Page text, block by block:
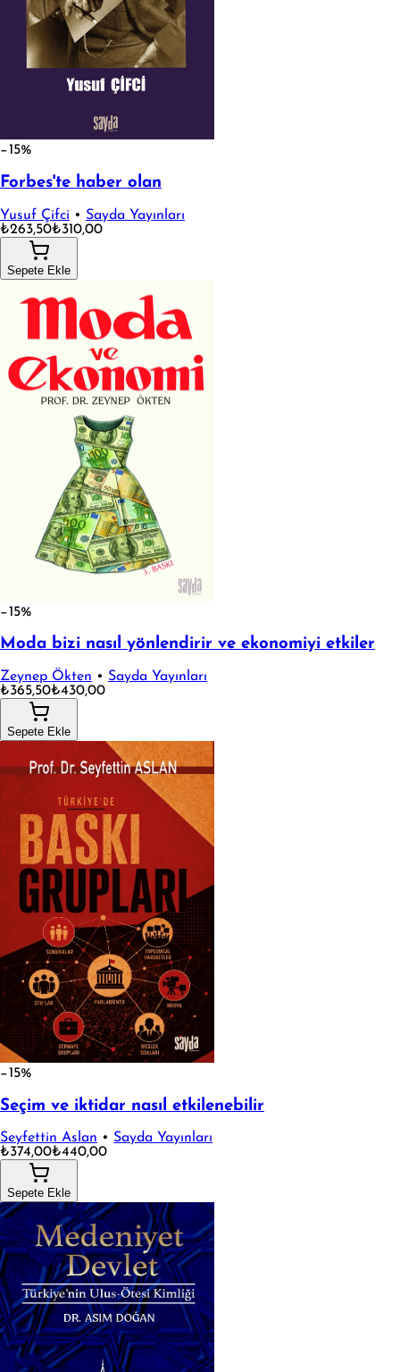
−15%
Forbes'te haber olan
Yusuf Çifci • Sayda Yayınları
₺263,50₺310,00
Sepete Ekle
−15%
Moda bizi nasıl yönlendirir ve ekonomiyi etkiler
Zeynep Ökten • Sayda Yayınları
₺365,50₺430,00
Sepete Ekle
−15%
Seçim ve iktidar nasıl etkilenebilir
Seyfettin Aslan • Sayda Yayınları
₺374,00₺440,00
Sepete Ekle